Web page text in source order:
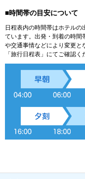
■時間帯の目安について
日程表内の時間帯はホテル
ています。出発・到着の時間
や交通事情などにより変更と
「旅行日程表」にてご確認く